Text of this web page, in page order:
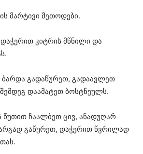
მარტივი მეთოდები.
კიტრის მწნილი და
გადაწურეთ, გადაავლეთ
დაამატეთ ბოსტნეულს.
წუთით ჩაალბეთ ცივ, ანადუღარ
გაწურეთ, დაჭერით წვრილად